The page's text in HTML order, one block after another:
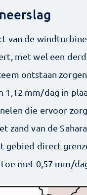
van de
met wel een
ontstaan
1,12 mm/dag in
die ervoor
zand van de
gebied direct
met 0,57 mm/